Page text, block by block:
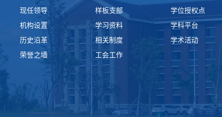
现任领导
机构设置
历史沿革
荣誉之墙
样板支部
学习资料
相关制度
工会工作
学位授权点
学科平台
学术活动